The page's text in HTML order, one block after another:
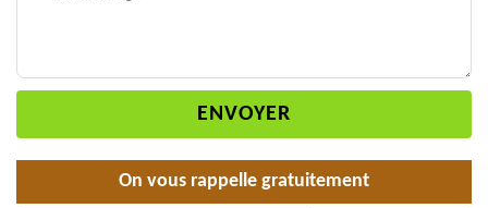
On vous rappelle gratuitement